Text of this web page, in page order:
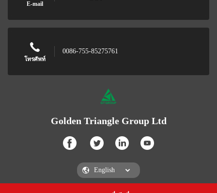
E-mail
โทรศัพท์
0086-755-85275761
Golden Triangle Group Ltd